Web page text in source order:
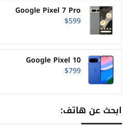
Google Pixel 7 Pro
$599
Google Pixel 10
$799
ابحث عن هاتف: